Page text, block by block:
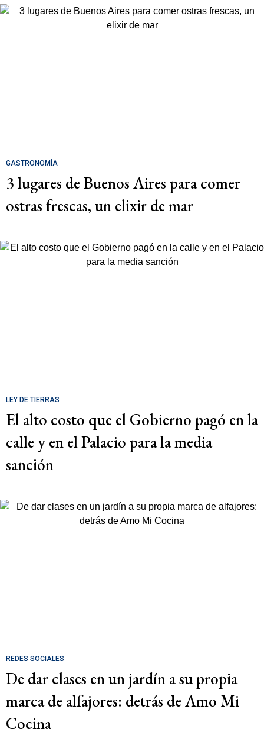
GASTRONOMÍA
3 lugares de Buenos Aires para comer
ostras frescas, un elixir de mar
LEY DE TIERRAS
El alto costo que el Gobierno pagó en la
calle y en el Palacio para la media
sanción
REDES SOCIALES
De dar clases en un jardín a su propia
marca de alfajores: detrás de Amo Mi
Cocina